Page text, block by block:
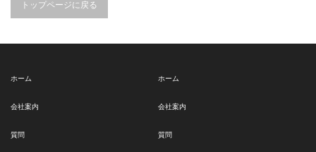
トップページに戻る
ホーム
会社案内
質問
ホーム
会社案内
質問